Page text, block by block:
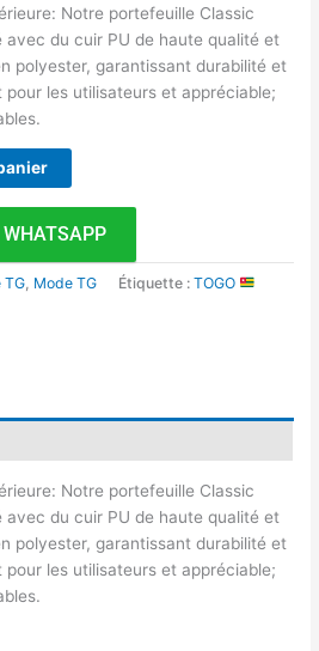
Notre portefeuille Classic
avec du cuir PU de haute qualité et
polyester, garantissant durabilité et
pour les utilisateurs et appréciable;
WHATSAPP
TG Mode TG Étiquette :TOGO
Notre portefeuille Classic
avec du cuir PU de haute qualité et
polyester, garantissant durabilité et
pour les utilisateurs et appréciable;